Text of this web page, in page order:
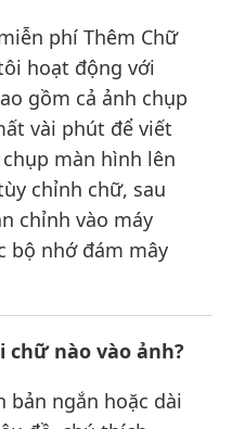
phí Thêm Chữ
hoạt động với
gồm cả ảnh chụp
vài phút để viết
màn hình lên
chỉnh chữ, sau
chỉnh vào máy
bộ nhớ đám mây
chữ nào vào ảnh?
bản ngắn hoặc dài